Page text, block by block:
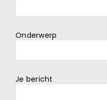
Onderwerp
Je bericht